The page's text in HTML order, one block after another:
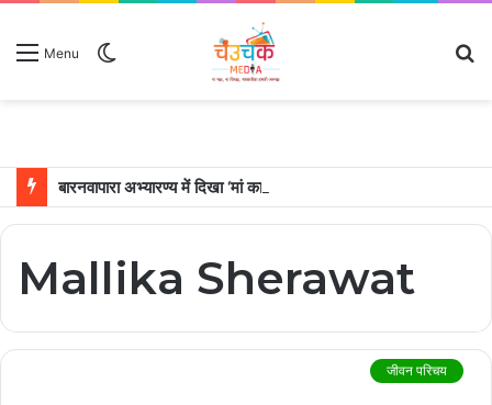
Menu
Mallika Sherawat
जीवन परिचय